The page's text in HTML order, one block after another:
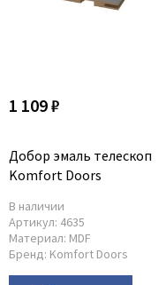
1 109 ₽
Добор эмаль телескоп
Komfort Doors
В наличии
Артикул: 4635
Материал: MDF
Бренд: Komfort Doors